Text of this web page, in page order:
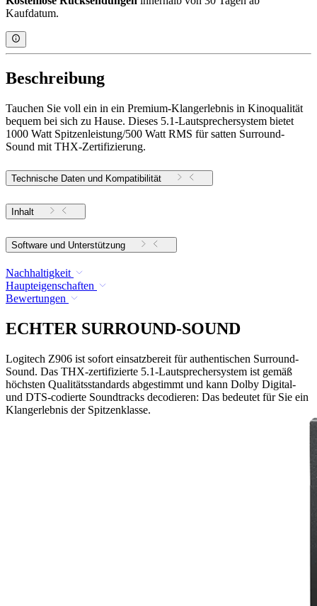
Kaufdatum.
Beschreibung
Tauchen Sie voll ein in ein Premium-Klangerlebnis in Kinoqualität
bequem bei sich zu Hause. Dieses 5.1-Lautsprechersystem bietet
1000 Watt Spitzenleistung/500 Watt RMS für satten Surround-
Sound mit THX-Zertifizierung.
Technische Daten und Kompatibilität
Inhalt
Software und Unterstützung
Nachhaltigkeit
Haupteigenschaften
Bewertungen
ECHTER SURROUND-SOUND
Logitech Z906 ist sofort einsatzbereit für authentischen Surround-
Sound. Das THX-zertifizierte 5.1-Lautsprechersystem ist gemäß
höchsten Qualitätsstandards abgestimmt und kann Dolby Digital-
und DTS-codierte Soundtracks decodieren: Das bedeutet für Sie ein
Klangerlebnis der Spitzenklasse.